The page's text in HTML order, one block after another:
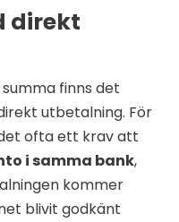
direkt
summa finns det
utbetalning. För
ofta ett krav att
i samma bank,
kommer
blivit godkänt